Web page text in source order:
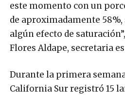
este momento con un
de aproximadamente
algún efecto de
Flores Aldape, secretaria
Durante la primera
California Sur registró 15